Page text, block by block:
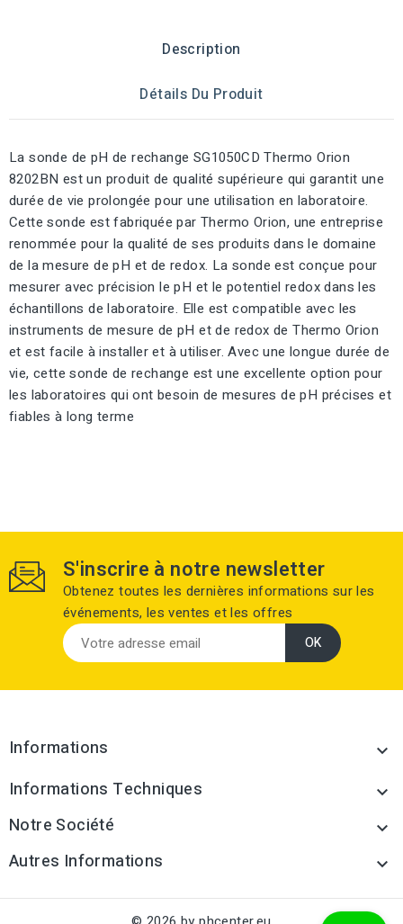
Description
Détails Du Produit
La sonde de pH de rechange SG1050CD Thermo Orion
8202BN est un produit de qualité supérieure qui garantit une
durée de vie prolongée pour une utilisation en laboratoire.
Cette sonde est fabriquée par Thermo Orion, une entreprise
renommée pour la qualité de ses produits dans le domaine
de la mesure de pH et de redox. La sonde est conçue pour
mesurer avec précision le pH et le potentiel redox dans les
échantillons de laboratoire. Elle est compatible avec les
instruments de mesure de pH et de redox de Thermo Orion
et est facile à installer et à utiliser. Avec une longue durée de
vie, cette sonde de rechange est une excellente option pour
les laboratoires qui ont besoin de mesures de pH précises et
fiables à long terme
S'inscrire à notre newsletter
Obtenez toutes les dernières informations sur les
événements, les ventes et les offres
Informations 
Informations Techniques 
Notre Société 
Autres Informations 